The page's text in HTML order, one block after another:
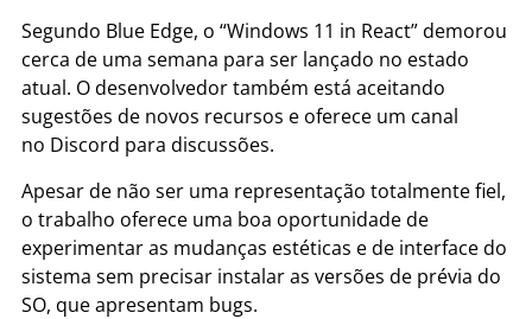
Segundo Blue Edge, o “Windows 11 in React” demorou
cerca de uma semana para ser lançado no estado
atual. O desenvolvedor também está aceitando
sugestões de novos recursos e oferece um canal
no Discord para discussões.
Apesar de não ser uma representação totalmente fiel,
o trabalho oferece uma boa oportunidade de
experimentar as mudanças estéticas e de interface do
sistema sem precisar instalar as versões de prévia do
SO, que apresentam bugs.